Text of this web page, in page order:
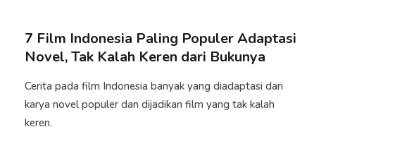
7 Film Indonesia Paling Populer Adaptasi
Novel, Tak Kalah Keren dari Bukunya
Cerita pada film Indonesia banyak yang diadaptasi dari
karya novel populer dan dijadikan film yang tak kalah
keren.​